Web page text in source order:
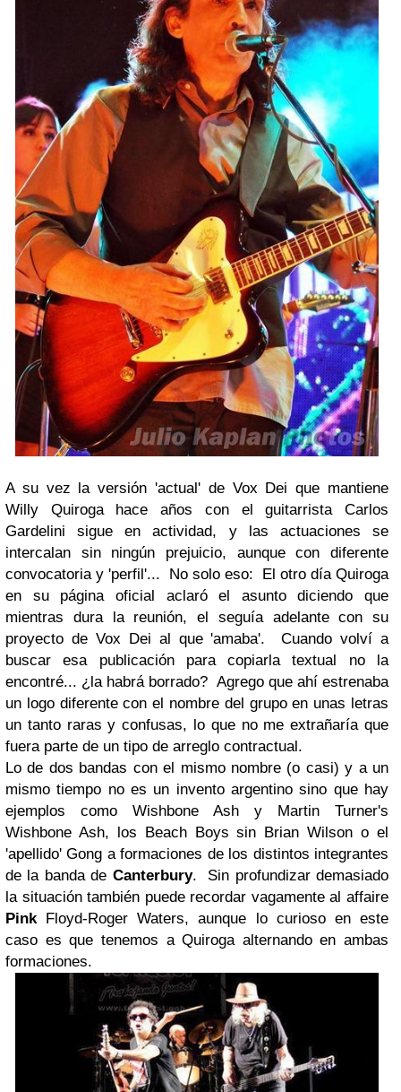
A su vez la versión 'actual' de Vox Dei que mantiene
Willy Quirogahace años con el guitarristaCarlos
Gardelini sigue en actividad, y las actuaciones se
intercalan sin ningún prejuicio, aunque con diferente
convocatoria y 'perfil'... No solo eso: El otro día Quiroga
en su página oficial aclaró el asunto diciendo que
mientras dura la reunión, el seguía adelante con su
proyecto de Vox Dei al que 'amaba'. Cuando volví a
buscar esa publicación para copiarla textual no la
encontré... ¿la habrá borrado? Agrego que ahí estrenaba
un logo diferente con el nombre del grupo en unas letras
un tanto raras y confusas, lo que no me extrañaría que
fuera parte de un tipo de arreglo contractual.
Lo de dos bandas con el mismo nombre (o casi) y a un
mismo tiempo no es un invento argentino sino que hay
ejemplos como Wishbone Ash y
Martin Turner's
Wishbone Ash, los Beach Boys sin Brian Wilson o el
'apellido'Gong a formaciones de los distintos integrantes
de la banda de Canterbury. Sin profundizar demasiado
la situación también puede recordar vagamente al affaire
PinkFloyd-Roger Waters, aunque lo curioso en este
caso es que tenemos aQuirogaalternando en ambas
formaciones.